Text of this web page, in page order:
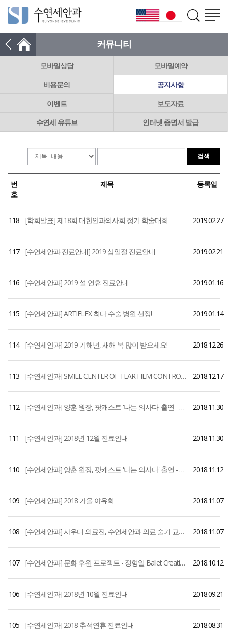
커뮤니티
모바일상담
모바일예약
비용문의
공지사항
이벤트
보도자료
수연세 유튜브
인터넷 증명서 발급
번
호
제목 등록일
118 [학회발표] 제18회 대한안과의사회 정기 학술대회 2019.02.27
117 [수연세안과 진료안내] 2019 삼일절 진료안내 2019.02.21
116 [수연세안과] 2019 설 연휴 진료안내 2019.01.16
115 [수연세안과] ARTIFLEX 최다 수술 병원 선정! 2019.01.14
114 [수연세안과] 2019 기해년, 새해 복 많이 받으세요! 2018.12.26
113 [수연세안과] SMILE CENTER OF TEAR FILM CONTROL 선정 2018.12.17
112 [수연세안과] 양훈 원장, 팟캐스트 '나는 의사다' 출연 - 나이대별 눈검사 Tip 편 2018.11.30
111 [수연세안과] 2018년 12월 진료안내 2018.11.30
110 [수연세안과] 양훈 원장, 팟캐스트 '나는 의사다' 출연 - 황반변성 편 2018.11.12
109 [수연세안과] 2018 가을 야유회 2018.11.07
108 [수연세안과] 사우디 의료진, 수연세안과 의료 술기 교육 및 참관 2018.11.07
107 [수연세안과] 문화 후원 프로젝트 - 정형일 Ballet Creative 기획공연 2018.10.12
106 [수연세안과] 2018년 10월 진료안내 2018.09.21
105 [수연세안과] 2018 추석연휴 진료안내 2018.08.31